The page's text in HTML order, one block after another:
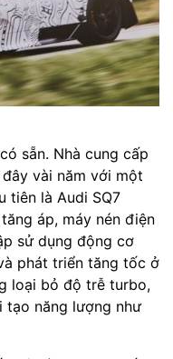
sẵn. Nhà cung cấp
vài năm với một
tiên là Audi SQ7
áp, máy nén điện
sử dụng động cơ
phát triển tăng tốc ở
loại bỏ độ trễ turbo,
tạo năng lượng như